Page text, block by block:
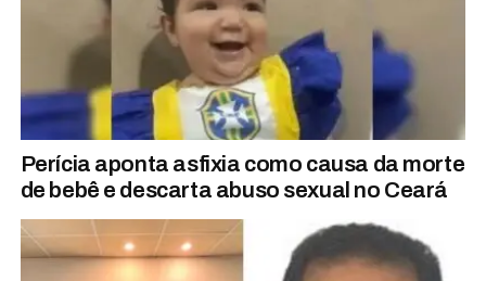
Perícia aponta asfixia como causa da morte
de bebê e descarta abuso sexual no Ceará